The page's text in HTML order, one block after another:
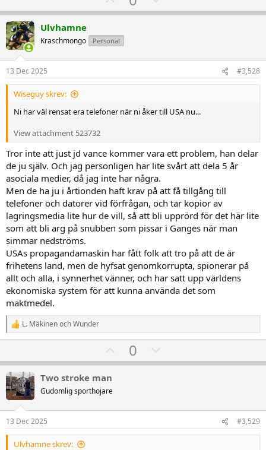
förstör för samhället (förr låste vi aldrig huset och kunde gå överallt
ensam)
Så hårdhanskarna på dom som inte bidrar, men som skulle KUNNA
bidra.
Vi ska ha pengar över, till de som inte KAN bidra!
p
o
t
o
v
t
Ulvhamne
Kraschmongo Personal
13 Dec 2025 #3,528
Wiseguy skrev:
Ni har väl rensat era telefoner när ni åker till USA nu...
View attachment 523732
Tror inte att just jd vance kommer vara ett problem, han delar
de ju själv. Och jag personligen har lite svårt att dela 5 år
asociala medier, då jag inte har några.
Men de ha ju i årtionden haft krav på att få tillgång till
telefoner och datorer vid förfrågan, och tar kopior av
lagringsmedia lite hur de vill, så att bli upprörd för det här lite
som att bli arg på snubben som pissar i Ganges när man
simmar nedströms.
USAs propagandamaskin har fått folk att tro på att de är
frihetens land, men de hyfsat genomkorrupta, spionerar på
allt och alla, i synnerhet vänner, och har satt upp världens
ekonomiska system för att kunna använda det som
maktmedel.
R
e
t
i
o
n
e
r
:
L. MäkinenochWunder
U
p
t
0
o
v
t
Two stroke man
Gudomlig sporthojare
13 Dec 2025 #3,529
Ulvhamne skrev: